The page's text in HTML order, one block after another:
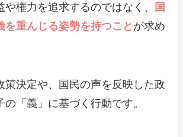
や権力を追求するのではなく、
国
を重んじる姿勢を持つこと が求め
策決定や、国民の声を反映した政
「義」に基づく行動です。